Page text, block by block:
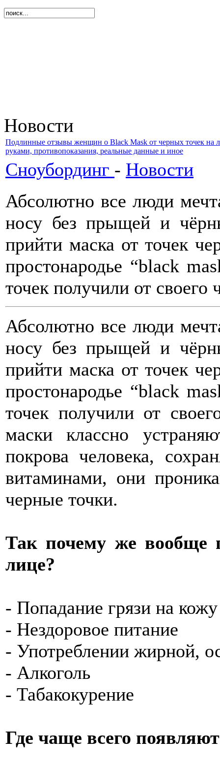
Новости
Подлинные отзывы женщин о Black Mask от черных точек на
руками, противопоказания, реальные данные и иное
Сноубординг - Новости
Абсолютно все люди
носу без прыщей и
прийти маска от точек
простонародье “black
точек получили от своего
Абсолютно все люди
носу без прыщей и
прийти маска от точек
простонародье “black
точек получили от
маски классно
покрова человека,
витаминами, они
черные точки.
Так почему же вообще
лице?
- Попадание грязи на
- Нездоровое питание
- Употреблении жирной,
- Алкоголь
- Табакокурение
Где чаще всего